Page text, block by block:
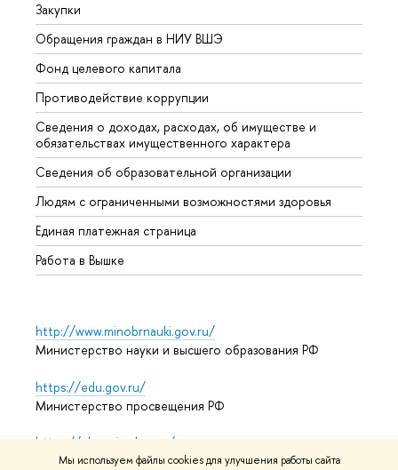
Мы используем файлы cookies для улучшения работы сайта
Закупки
Обращения граждан в НИУ ВШЭ
Фонд целевого капитала
Противодействие коррупции
Сведения о доходах, расходах, об имуществе и
обязательствах имущественного характера
Сведения об образовательной организации
Людям с ограниченными возможностями здоровья
Единая платежная страница
Работа в Вышке
http://www.minobrnauki.gov.ru/
Министерство науки и высшего образования РФ
https://edu.gov.ru/
Министерство просвещения РФ
https://elearning.hse.ru/mooc
Массовые открытые онлайн-курсы